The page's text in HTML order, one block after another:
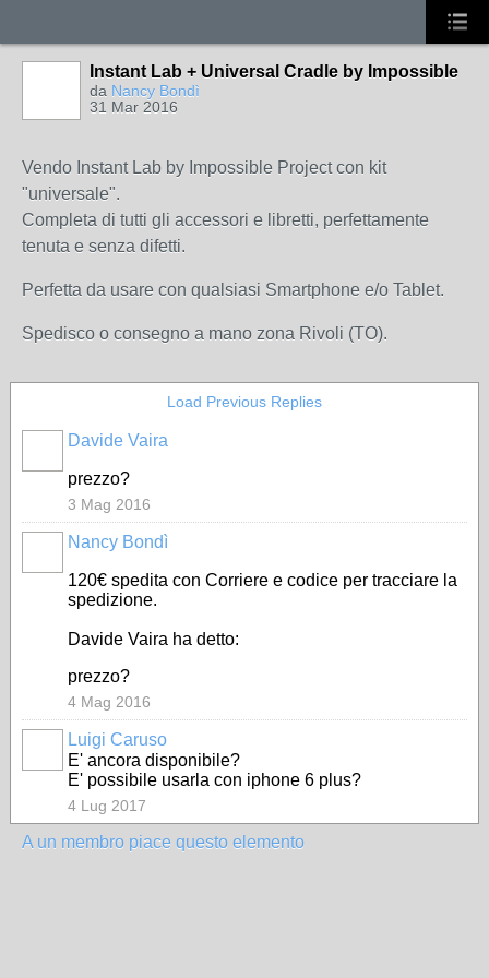
Instant Lab + Universal Cradle by Impossible
da Nancy Bondì
31 Mar 2016
Vendo Instant Lab by Impossible Project con kit
"universale".
Completa di tutti gli accessori e libretti, perfettamente
tenuta e senza difetti.
Perfetta da usare con qualsiasi Smartphone e/o Tablet.
Spedisco o consegno a mano zona Rivoli (TO).
Load Previous Replies
Davide Vaira
prezzo?
3 Mag 2016
Nancy Bondì
120€ spedita con Corriere e codice per tracciare la
spedizione.
Davide Vaira ha detto:
prezzo?
4 Mag 2016
Luigi Caruso
E' ancora disponibile?
E' possibile usarla con iphone 6 plus?
4 Lug 2017
A un membro piace questo elemento